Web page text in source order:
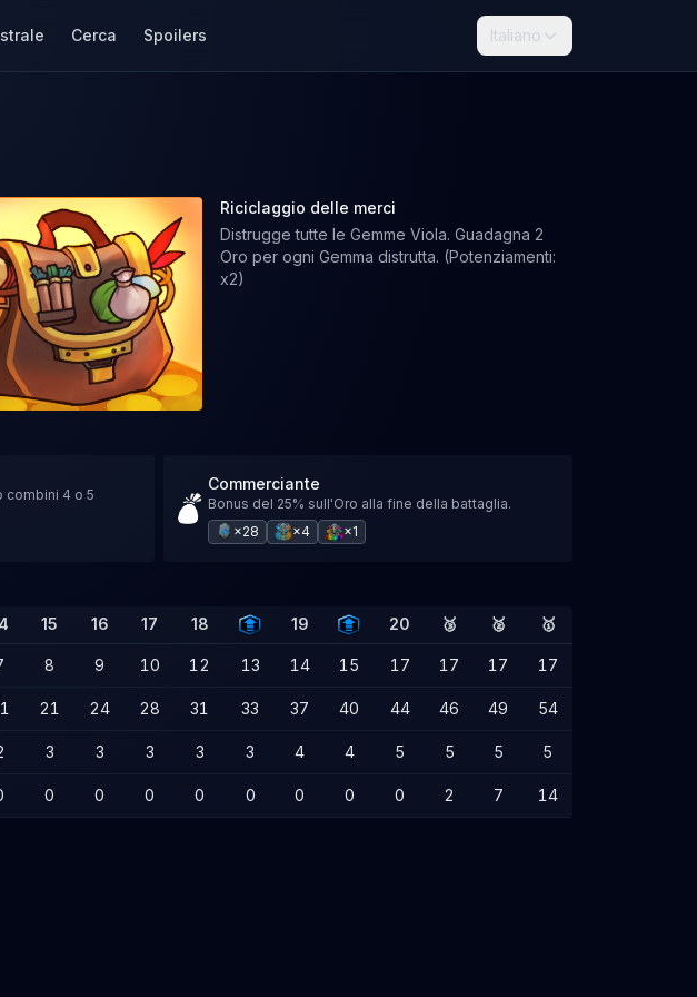
Cerca Spoilers Italiano
Riciclaggio delle merci
Distrugge tutte le Gemme Viola. Guadagna 2
Oro per ogni Gemma distrutta. (Potenziamenti:
x2)
combini 4 o 5
Commerciante
Bonus del 25% sull'Oro alla fine della battaglia.
×28
×4 ×1
15 16 17 18 19 20 🥉 🥈 🥇
8 9 10 12 13 14 15 17 17 17 17
21 24 28 31 33 37 40 44 46 49 54
3 3 3 3 3 4 4 5 5 5 5
0 0 0 0 0 0 0 0 2 7 14